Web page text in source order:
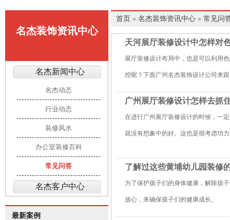
名杰装饰资讯中心
名杰新闻中心
名杰动态
行业动态
装修风水
办公室装修百科
常见问答
名杰客户中心
最新案例
首页 » 名杰装饰资讯中心 » 常见问
天河展厅装修设计中怎样对
展厅装修设计布局中，也是可以利用
控呢？下面广州名杰装饰设计公司来
广州展厅装修设计怎样去抓
在进行广州展厅装修设计的时候，一
就没有想象中的好。这也是很考虑功
了解过这些黄埔幼儿园装修
为了保护孩子们的身体健康，解除孩
放心，来确保孩子们的健康成长。